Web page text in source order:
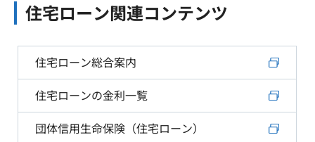
住宅ローン関連コンテンツ
住宅ローン総合案内
住宅ローンの金利一覧
団体信用生命保険（住宅ローン）